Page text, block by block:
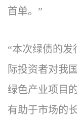
首单。”
“本次绿债的发
际投资者对我
绿色产业项目
有助于市场的